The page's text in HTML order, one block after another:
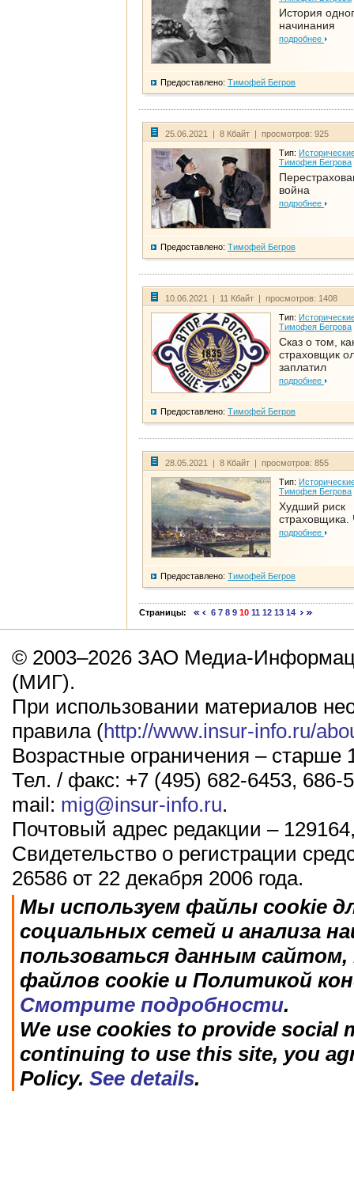
История
начинания
подробнее
Предоставлено: Тимофей Бегров
25.06.2021 | 8 Кбайт | просмотров: 925
Тип:
Тимофея Бегрова
война
подробнее
Предоставлено: Тимофей Бегров
10.06.2021 | 11 Кбайт | просмотров: 1408
Тип:
Тимофея Бегрова
Сказ о том,
страховщик
заплатил
подробнее
Предоставлено: Тимофей Бегров
28.05.2021 | 8 Кбайт | просмотров: 855
Тип:
Тимофея Бегрова
Худший риск
страховщика.
подробнее
Предоставлено: Тимофей Бегров
Страницы: 6 7 8 9 10 11 12 13 14
© 2003–2026 ЗАО Медиа-
(МИГ).
При использовании материалов
правила (http://www.insur-info.ru/
Возрастные ограничения – старше
Тел. / факс: +7 (495) 682-6453, 686-
mail: mig@insur-info.ru.
Почтовый адрес редакции –
Свидетельство о регистрации
26586 от 22 декабря 2006 года.
Мы используем файлы cookie
социальных сетей и анализа
пользоваться данным
файлов cookie и Политикой
Смотрите подробности.
We use cookies to provide social
continuing to use this site, you
Policy. See details.